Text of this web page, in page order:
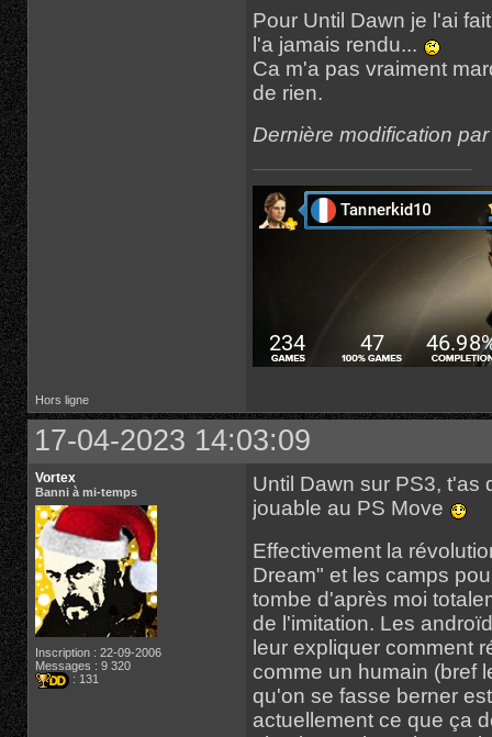
Pour Until Dawn je l'ai
l'a jamais rendu...
Ca m'a pas vraiment
de rien.
Dernière modification
Hors ligne
17-04-2023 14:03:09
Vortex
Banni à mi-temps
Inscription : 22-09-2006
Messages : 9 320
: 131
Until Dawn sur PS3, t'as
jouable au PS Move
Effectivement la
Dream" et les camps
tombe d'après moi
de l'imitation. Les
leur expliquer comment
comme un humain (bref
qu'on se fasse berner
actuellement ce que ça